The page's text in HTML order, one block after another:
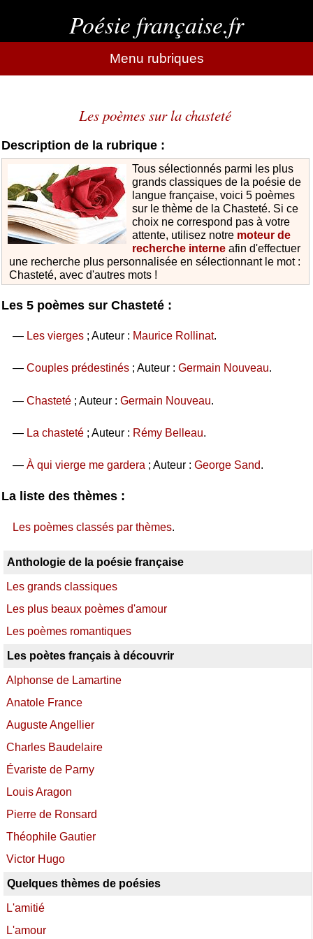
Poésie française.fr
Menu rubriques
Les poèmes sur la chasteté
Description de la rubrique :
Tous sélectionnés parmi les plus
grands classiques de la poésie de
langue française, voici 5 poèmes
sur le thème de la Chasteté. Si ce
choix ne correspond pas à votre
attente, utilisez notre moteur de
recherche interneafin d'effectuer
une recherche plus personnalisée en sélectionnant le mot :
Chasteté, avec d'autres mots !
Les 5 poèmes sur Chasteté :
— Les vierges; Auteur : Maurice Rollinat.
— Couples prédestinés; Auteur : Germain Nouveau.
— Chasteté; Auteur : Germain Nouveau.
— La chasteté; Auteur : Rémy Belleau.
— À qui vierge me gardera ; Auteur : George Sand.
La liste des thèmes :
Les poèmes classés par thèmes.
Anthologie de la poésie française
Les grands classiques
Les plus beaux poèmes d'amour
Les poèmes romantiques
Les poètes français à découvrir
Alphonse de Lamartine
Anatole France
Auguste Angellier
Charles Baudelaire
Évariste de Parny
Louis Aragon
Pierre de Ronsard
Théophile Gautier
Victor Hugo
Quelques thèmes de poésies
L'amitié
L'amour